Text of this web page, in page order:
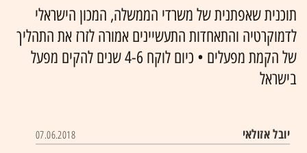
תוכנית שאפתנית של משרדי הממשלה, המכון הישראלי
לדמוקרטיה והתאחדות התעשיינים אמורה לזרז את התהליך
של הקמת מפעלים • כיום לוקח 4-6 שנים להקים מפעל
בישראל
יובל אזולאי 07.06.2018